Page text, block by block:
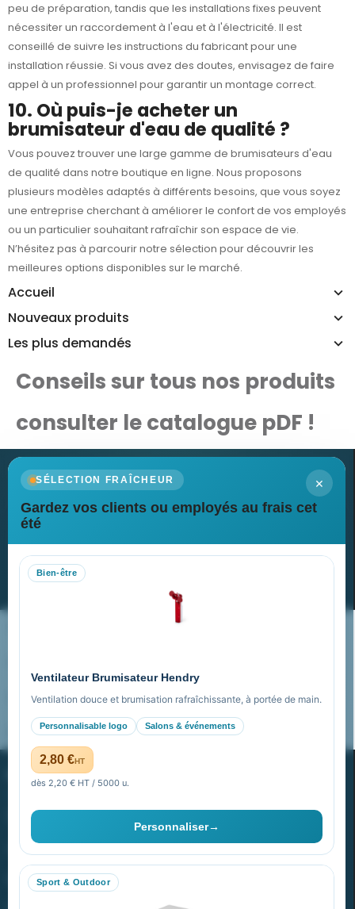
Accueil
Nouveaux produits
Les plus demandés
Conseils sur tous nos produits
consulter le catalogue pDF !
peu de préparation, tandis que les installations fixes peuvent
nécessiter un raccordement à l'eau et à l'électricité. Il est
conseillé de suivre les instructions du fabricant pour une
installation réussie. Si vous avez des doutes, envisagez de faire
appel à un professionnel pour garantir un montage correct.
10. Où puis-je acheter un
brumisateur d'eau de qualité ?
Vous pouvez trouver une large gamme de brumisateurs d'eau
de qualité dans notre boutique en ligne. Nous proposons
plusieurs modèles adaptés à différents besoins, que vous soyez
une entreprise cherchant à améliorer le confort de vos employés
ou un particulier souhaitant rafraîchir son espace de vie.
N’hésitez pas à parcourir notre sélection pour découvrir les
meilleures options disponibles sur le marché.
×
SÉLECTION FRAÎCHEUR
Gardez vos clients ou employés au frais cet
été
Bien-être
Ventilateur Brumisateur Hendry
Ventilation douce et brumisation rafraîchissante, à portée de main.
Personnalisable logo Salons & événements
2,80 €HT
dès 2,20 € HT / 5000 u.
Personnaliser→
Sport & Outdoor
Newsletter
Recevez nos dernières nouvelles et nos offres spéciales
Nos expertises & accompagnement global
FAQ sur Promenoch Goodies Pub France
Pourquoi ça a marché à 100% pour moi ?
PROMENOCH GOODIES
Goodies Pubfrance est édité par Promenoch
40 rue Madeleine Michelis
92 200 Neuilly